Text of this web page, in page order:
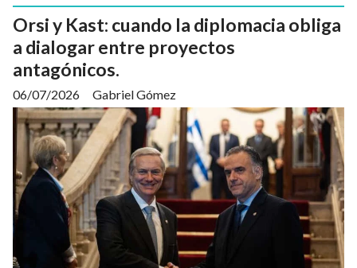
Orsi y Kast: cuando la diplomacia obliga
a dialogar entre proyectos
antagónicos.
Gabriel Gómez
06/07/2026